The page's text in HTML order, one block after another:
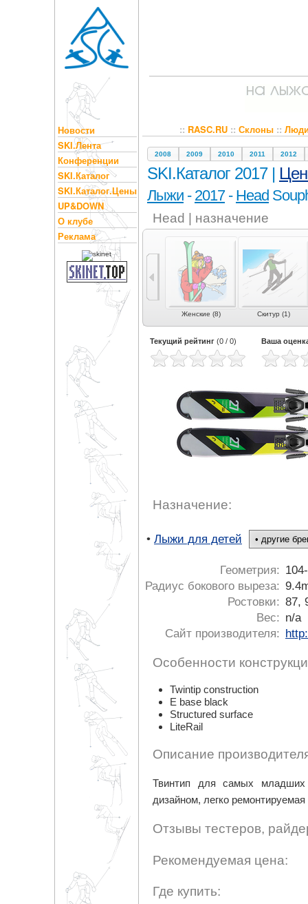
Новости
SKI.Лента
Конференции
SKI.Каталог
SKI.Каталог.Цены
UP&DOWN
О клубе
Реклама
:: RASC.RU:: Склоны::
2008 2009 2010 2011 2012
SKI.Каталог 2017 |
Лыжи - 2017- Head
Head | назначение
Скоростной спуск (3) Женские (8) Скитур (1)
Текущий рейтинг (0 / 0) Ваша
Назначение:
• Лыжи для детей
Геометрия:
Радиус бокового выреза:
Ростовки: 87,
Вес:
n/a
Сайт производителя:
Особенности
Twintip construction
E base black
Structured surface
LiteRail
Описание
Твинтип для самых младших
дизайном, легко
Отзывы тестеров,
Рекомендуемая цена:
Где купить: